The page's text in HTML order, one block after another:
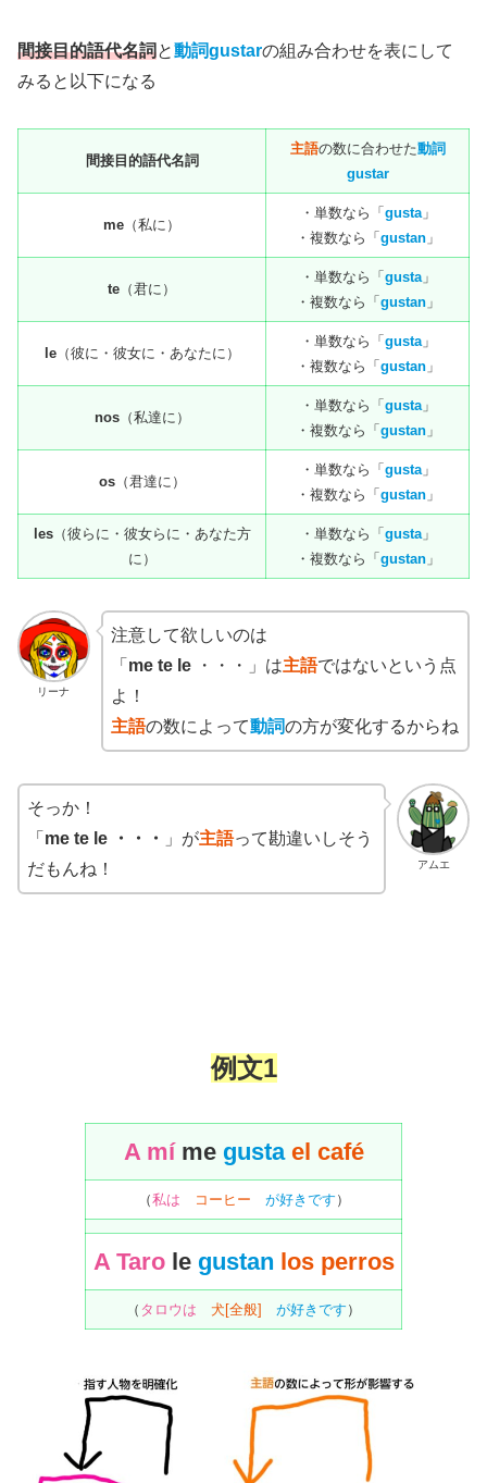
間接目的語代名詞 と動詞gustarの組み合わせを表にして
みると以下になる
間接目的語代名詞
主語の数に合わせた動詞
gustar
me （私に）
・単数なら「 gusta」
・複数なら「 gustan」
te （君に）
・単数なら「 gusta」
・複数なら「 gustan」
le（彼に・彼女に・あなたに）
・単数なら「 gusta」
・複数なら「 gustan」
nos（私達に）
・単数なら「 gusta」
・複数なら「 gustan」
os（君達に）
・単数なら「 gusta」
・複数なら「 gustan」
les（彼らに・彼女らに・あなた方
に）
・単数なら「 gusta」
・複数なら「 gustan」
リーナ
注意して欲しいのは
「 me te le・・・」は主語ではないという点
よ！
主語の数によって動詞の方が変化するからね
アムエ
そっか！
「 me te le ・・・ 」が主語って勘違いしそう
だもんね！
例文1
A mí me gusta el café
（私は コーヒー が好きです ）
A Taro le gustan los perros
（ タロウは 犬[全般] が好きです ）